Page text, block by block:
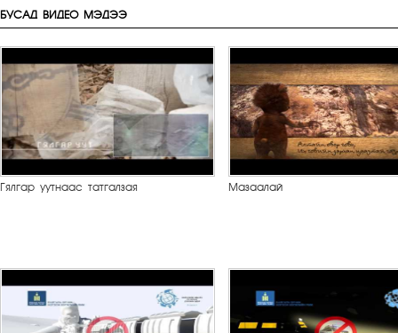
БУСАД ВИДЕО МЭДЭЭ
Гялгар уутнаас татгалзая Мазаалай